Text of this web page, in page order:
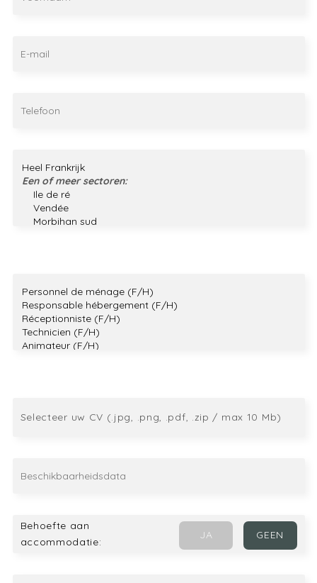
Selecteer uw CV (.jpg, .png, .pdf, .zip / max 10 Mb)
Behoefte aan
accommodatie: